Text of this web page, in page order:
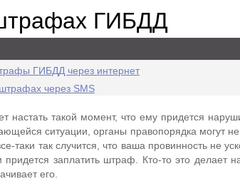
ГИБДД
ГИБДД через интернет
через SMS
настать такой момент, что ему придется
ситуации, органы правопорядка могут
таки так случится, что ваша провинность не
заплатить штраф. Кто-то это делает
его.